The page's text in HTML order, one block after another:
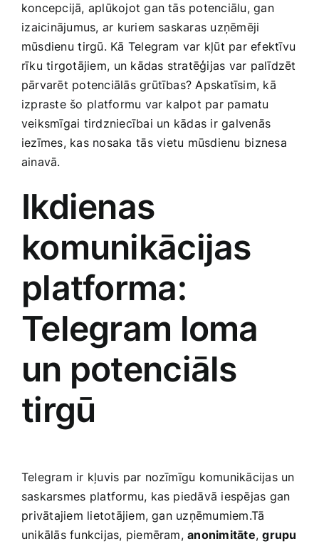
Rotaļlietas, bērnu preces
Smaržas, kosmētika
Sports, tūrisms un atpūta
TV un Sadzīves tehnika
Zoo preces
koncepcijā, aplūkojot gan tās potenciālu, gan
⁤izaicinājumus, ar kuriem saskaras uzņēmēji​
mūsdienu ⁤tirgū. Kā Telegram‍ var kļūt par efektīvu
rīku tirgotājiem, ⁢un kādas stratēģijas var palīdzēt
pārvarēt potenciālās grūtības? Apskatīsim, kā
izpraste šo⁢ platformu var ‍kalpot par pamatu
veiksmīgai tirdzniecībai un ⁣kādas ir galvenās
iezīmes, kas nosaka⁤ tās ⁤vietu mūsdienu ⁢biznesa
ainavā.
Ikdienas
komunikācijas
platforma:
Telegram loma
un potenciāls
tirgū
Telegram ir kļuvis par nozīmīgu komunikācijas un
saskarsmes⁤ platformu, kas piedāvā iespējas gan
⁣privātajiem lietotājiem, gan uzņēmumiem.Tā
unikālās funkcijas, piemēram,anonimitāte,grupu